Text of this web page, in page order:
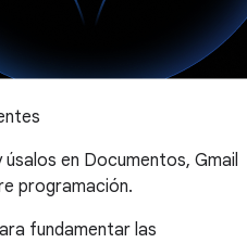
en Documentos, Gmail
programación.
fundamentar las